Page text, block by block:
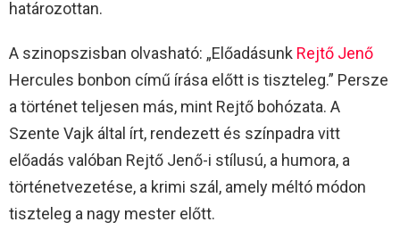
határozottan.
A szinopszisban olvasható: „Előadásunk Rejtő Jenő
Hercules bonbon című írása előtt is tiszteleg.” Persze
a történet teljesen más, mint Rejtő bohózata. A
Szente Vajk által írt, rendezett és színpadra vitt
előadás valóban Rejtő Jenő-i stílusú, a humora, a
történetvezetése, a krimi szál, amely méltó módon
tiszteleg a nagy mester előtt.